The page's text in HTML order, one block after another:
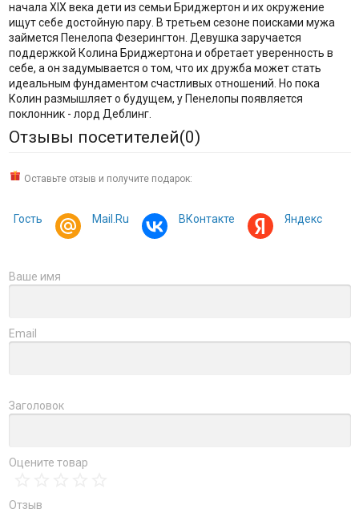
начала XIX века дети из семьи Бриджертон и их окружение
ищут себе достойную пару. В третьем сезоне поисками мужа
займется Пенелопа Фезерингтон. Девушка заручается
поддержкой Колина Бриджертона и обретает уверенность в
себе, а он задумывается о том, что их дружба может стать
идеальным фундаментом счастливых отношений. Но пока
Колин размышляет о будущем, у Пенелопы появляется
поклонник - лорд Деблинг.
Отзывы посетителей(0)
Оставьте отзыв и получите подарок:
Гость Mail.Ru ВКонтакте Яндекс
Ваше имя
Email
Заголовок
Оцените товар
Отзыв